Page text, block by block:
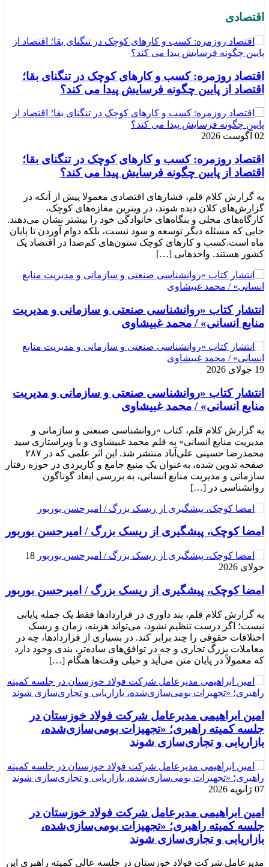
اقتصادی
اقتصاد روزمره: کسب‌ و کارهای کوچک در تنگنای بقا؛
اقتصاد از پایین چگونه فرسایش پیدا می کند؟
02 آگوست 2026
اقتصاد روزمره: کسب‌ و کارهای کوچک در تنگنای بقا؛
اقتصاد از پایین چگونه فرسایش پیدا می کند؟
به گزارش کلام قلم، فشارهای اقتصادی معمولا پیش از آنکه در
گزارش‌های کلان دیده شوند، در ویترین مغازه‌های کوچک،
کارگاه‌های محلی و بنگاه‌های خانوادگی خود را بیشتر نشان می‌دهند.
جایی که مسئله دیگر توسعه و سود نیست، بلکه دوام آوردن تا پایان
ماه است.کسب‌ و کارهای کوچک ستون‌های کم‌صدا در اقتصاد یک
کشور هستند. واحدهایی […]
انتشار کتاب «روانشناسی صنعتی و سازمانی و مدیریت
منابع انسانی» / محمد غبیشاوی
19 جولای 2026
انتشار کتاب «روانشناسی صنعتی و سازمانی و مدیریت
منابع انسانی» / محمد غبیشاوی
به گزارش کلام قلم، کتاب «روانشناسی صنعتی و سازمانی و
مدیریت منابع انسانی» به قلم محمد غبیشاوی و با ویراستاری سید
محمدرضا حسینی علی‌آباد منتشر شد. این اثر علمی که در ۲۸۷
صفحه تدوین شده، به‌عنوان یک منبع جامع و کاربردی در حوزه رفتار
سازمانی و مدیریت منابع انسانی، به بررسی ابعاد گوناگون
روانشناسی در […]
امضا کوچک، پیشگیری از ریسک بزرگ / امیرحسن بوربور
18
جولای 2026
امضا کوچک، پیشگیری از ریسک بزرگ / امیرحسن بوربور
به گزارش کلام قلم، بند داوری در قراردادها فقط یک جمله پایانی
نیست؛ اگر درست تنظیم نشود، می‌تواند هزینه، زمان و ریسک
اختلافات حقوقی را چند برابر کند. در بسیاری از قراردادها، چه در
معاملات بزرگ تجاری و چه در توافق‌های ساده‌تر، بندی وجود دارد
که معمولاً در پایان متن می‌آید و خیلی وقت‌ها هنگام […]
امین ابراهیمی مدیرعامل شرکت فولاد خوزستان در
جلسه کمیته راهبری؛ «تجهیزات بومی‌سازی‌شده،
بازاریابی و تجاری‌سازی شوند
07 ژانویه 2026
امین ابراهیمی مدیرعامل شرکت فولاد خوزستان در
جلسه کمیته راهبری؛ «تجهیزات بومی‌سازی‌شده،
بازاریابی و تجاری‌سازی شوند
مدیرعامل شرکت فولاد خوزستان در جلسه عالی کمیته راهبری این